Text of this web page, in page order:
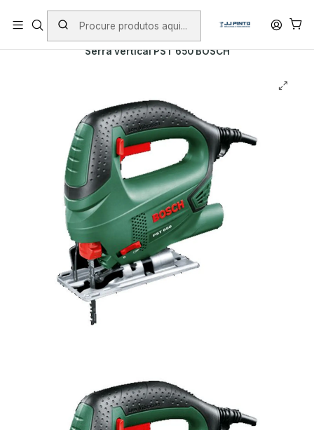
PORTES INCLUÍDOS EM ENCOMENDAS +75€ (excepto ilhas)
Início PRODUTOS
FERRAMENTAS BRICOLAGE
Serra vertical PST 650 BOSCH